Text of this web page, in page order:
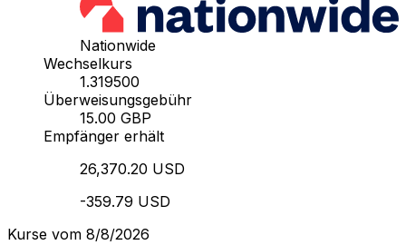
Nationwide
Wechselkurs
1.319500
Überweisungsgebühr
15.00 GBP
Empfänger erhält
26,370.20 USD
-359.79 USD
Kurse vom 8/8/2026